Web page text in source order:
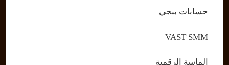
حسابات ببجي
VAST SMM
الماسة الرقمية